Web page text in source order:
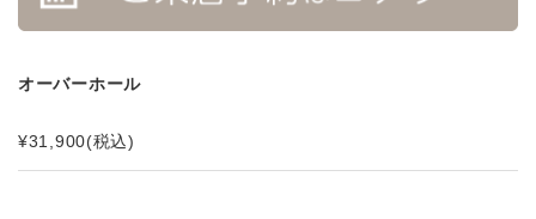
オーバーホール
¥31,900(税込)